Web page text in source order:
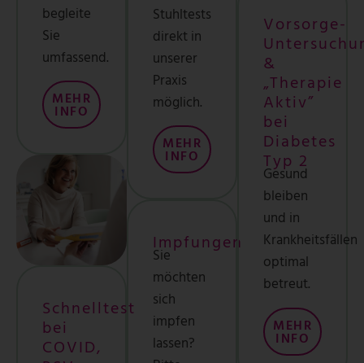
begleite
Sie
umfassend.
MEHR
INFO
Schnelltest
bei
COVID,
Stuhltests
direkt in
unserer
Praxis
möglich.
MEHR
INFO
Impfungen
Sie
möchten
sich
impfen
lassen?
Vorsorge-
&
„Therapie
Aktiv”
bei
Diabetes
Typ 2
Gesund
bleiben
und in
Krankheitsfällen
optimal
betreut.
MEHR
INFO